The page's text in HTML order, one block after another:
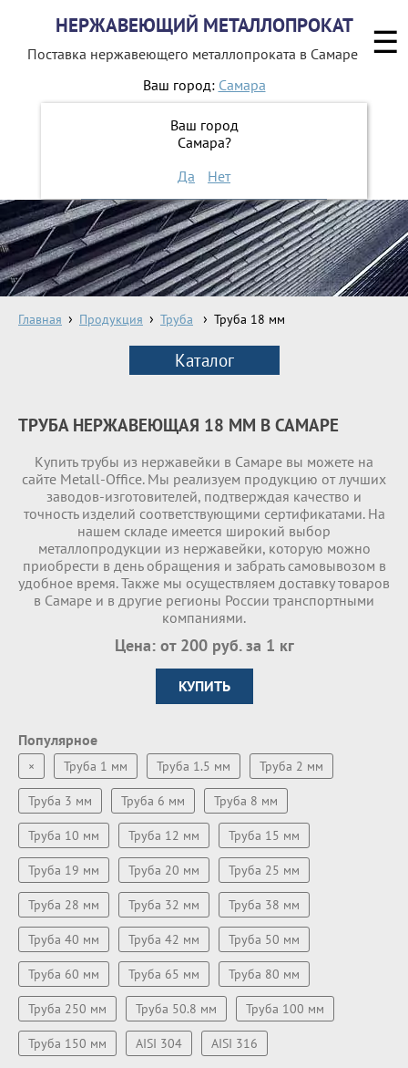
НЕРЖАВЕЮЩИЙ МЕТАЛЛОПРОКАТ
Поставка нержавеющего металлопроката в Самаре
Ваш город: Самара
Ваш город
Самара?
Да
Нет
8 800 551-16-44
ЗАКАЗАТЬ ОБРАТНЫЙ ЗВОНОК
Главная Продукция Труба Труба 18 мм
Каталог
ТРУБА НЕРЖАВЕЮЩАЯ 18 ММ В САМАРЕ
Купить трубы из нержавейки в Самаре вы можете на
сайте Metall-Office. Мы реализуем продукцию от лучших
заводов-изготовителей, подтверждая качество и
точность изделий соответствующими сертификатами. На
нашем складе имеетcя широкий выбор
металлопродукции из нержавейки, которую можно
приобрести в день обращения и забрать самовывозом в
удобное время. Также мы осуществляем доставку товаров
в Самаре и в другие регионы России транспортными
компаниями.
Цена: от 200 руб. за 1 кг
КУПИТЬ
Популярное
× Труба 1 мм Труба 1.5 мм Труба 2 мм
Труба 3 мм Труба 6 мм Труба 8 мм
Труба 10 мм Труба 12 мм Труба 15 мм
Труба 19 мм Труба 20 мм Труба 25 мм
Труба 28 мм Труба 32 мм Труба 38 мм
Труба 40 мм Труба 42 мм Труба 50 мм
Труба 60 мм Труба 65 мм Труба 80 мм
Труба 250 мм Труба 50.8 мм Труба 100 мм
Труба 150 мм AISI 304 AISI 316
☰